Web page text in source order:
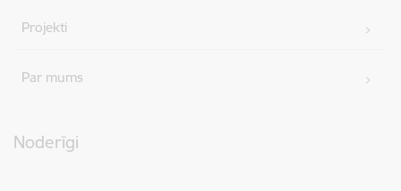
Projekti
Par mums
Noderīgi